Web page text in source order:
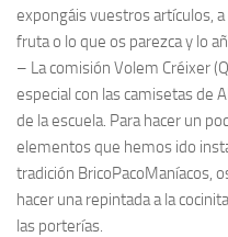
expongáis vuestros artículos,
fruta o lo que os parezca y lo
– La comisión Volem Créixer
especial con las camisetas de
de la escuela. Para hacer un
elementos que hemos ido
tradición BricoPacoManíacos,
hacer una repintada a la
las porterías.